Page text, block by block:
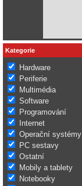
Kategorie
Hardware
Periferie
Multimédia
Software
Programování
Internet
Operační systémy
PC sestavy
Ostatní
Mobily a tablety
Notebooky